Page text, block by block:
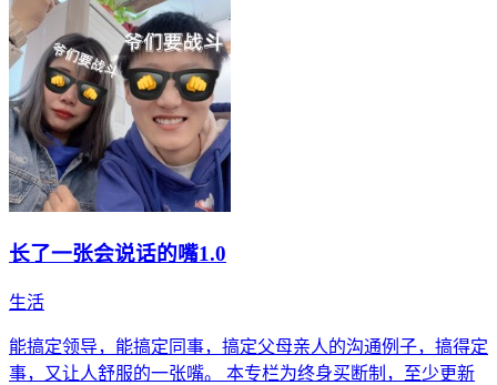
长了一张会说话的嘴1.0
生活
能搞定领导，能搞定同事，搞定父母亲人的沟通例子，搞得定
事，又让人舒服的一张嘴。 本专栏为终身买断制，至少更新